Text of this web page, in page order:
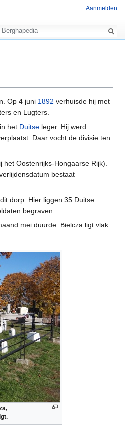
Op 4 juni 1892 verhuisde hij met
en Lugters.
het Duitse leger. Hij werd
Daar vocht de divisie ten
het Oostenrijks-Hongaarse Rijk).
bestaat
dorp. Hier liggen 35 Duitse
begraven.
mei duurde. Bielcza ligt vlak
Aanmelden